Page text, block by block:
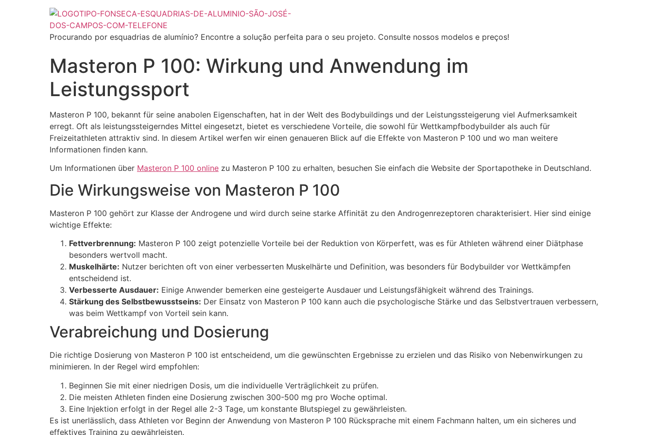
Procurando por esquadrias de alumínio? Encontre a solução perfeita para o seu projeto. Consulte nossos modelos e preços!
Masteron P 100: Wirkung und Anwendung im
Leistungssport
Masteron P 100, bekannt für seine anabolen Eigenschaften, hat in der Welt des Bodybuildings und der Leistungssteigerung viel Aufmerksamkeit
erregt. Oft als leistungssteigerndes Mittel eingesetzt, bietet es verschiedene Vorteile, die sowohl für Wettkampfbodybuilder als auch für
Freizeitathleten attraktiv sind. In diesem Artikel werfen wir einen genaueren Blick auf die Effekte von Masteron P 100 und wo man weitere
Informationen finden kann.
Um Informationen über Masteron P 100 online zu Masteron P 100 zu erhalten, besuchen Sie einfach die Website der Sportapotheke in Deutschland.
Die Wirkungsweise von Masteron P 100
Masteron P 100 gehört zur Klasse der Androgene und wird durch seine starke Affinität zu den Androgenrezeptoren charakterisiert. Hier sind einige
wichtige Effekte:
Fettverbrennung: Masteron P 100 zeigt potenzielle Vorteile bei der Reduktion von Körperfett, was es für Athleten während einer Diätphase
besonders wertvoll macht.
Muskelhärte: Nutzer berichten oft von einer verbesserten Muskelhärte und Definition, was besonders für Bodybuilder vor Wettkämpfen
entscheidend ist.
Verbesserte Ausdauer: Einige Anwender bemerken eine gesteigerte Ausdauer und Leistungsfähigkeit während des Trainings.
Stärkung des Selbstbewusstseins: Der Einsatz von Masteron P 100 kann auch die psychologische Stärke und das Selbstvertrauen verbessern,
was beim Wettkampf von Vorteil sein kann.
Verabreichung und Dosierung
Die richtige Dosierung von Masteron P 100 ist entscheidend, um die gewünschten Ergebnisse zu erzielen und das Risiko von Nebenwirkungen zu
minimieren. In der Regel wird empfohlen:
Beginnen Sie mit einer niedrigen Dosis, um die individuelle Verträglichkeit zu prüfen.
Die meisten Athleten finden eine Dosierung zwischen 300-500 mg pro Woche optimal.
Eine Injektion erfolgt in der Regel alle 2-3 Tage, um konstante Blutspiegel zu gewährleisten.
Es ist unerlässlich, dass Athleten vor Beginn der Anwendung von Masteron P 100 Rücksprache mit einem Fachmann halten, um ein sicheres und
effektives Training zu gewährleisten.